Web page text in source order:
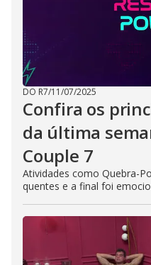
DO R7/11/07/2025
Confira os
da última
Couple 7
Atividades como Quebra-
quentes e a final foi